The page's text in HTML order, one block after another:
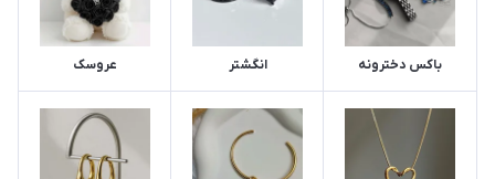
باکس دخترونه انگشتر عروسک